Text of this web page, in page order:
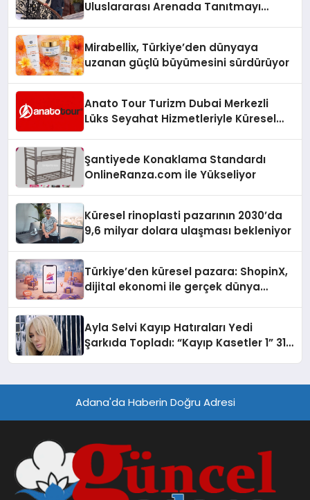
Uluslararası Arenada Tanıtmayı
Mirabellix, Türkiye’den dünyaya
uzanan güçlü büyümesini sürdürüyor
Anato Tour Turizm Dubai Merkezli
Lüks Seyahat Hizmetleriyle Küresel
Şantiyede Konaklama Standardı
OnlineRanza.com İle Yükseliyor
Küresel rinoplasti pazarının 2030’da
9,6 milyar dolara ulaşması bekleniyor
Türkiye’den küresel pazara: ShopinX,
dijital ekonomi ile gerçek dünya
Ayla Selvi Kayıp Hatıraları Yedi
Şarkıda Topladı: “Kayıp Kasetler 1” 31
Adana'da Haberin Doğru Adresi